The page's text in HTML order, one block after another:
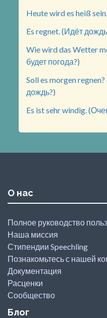
Heute wird es heiß
Es regnet. (Идёт
Wie wird das Wetter
будет погода?)
Soll es morgen
дождь?)
Es ist sehr windig.
О нас
Полное руководство
Наша миссия
Стипендии Speechling
Познакомьтесь с нашей
Документация
Расценки
Сообщество
Блог